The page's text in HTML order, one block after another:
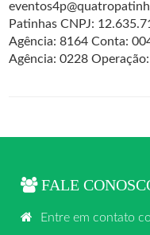
Patinhas CNPJ:
Agência: 8164 Conta:
Agência: 0228
FALE
Entre em contato